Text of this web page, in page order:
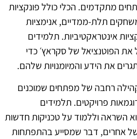
מתקדמים. הכלי כולל פונקציות
תלת-ממדיים, אנימציות
אינטראקטיביות. תלמידים
את הפוטנציאל של סקראץ׳ כדי
את הידע והמיומנויות שלהם.
רחבה של מפתחים שמוכנים
פרויקטים. תלמידים
השראה וללמוד על טכניקות חדשות
של אחרים, דבר שמסייע בהתפתחות